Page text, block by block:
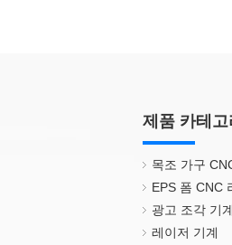
제품 카테고
목조 가구
EPS 폼 CNC
광고 조각 기계
레이저 기계